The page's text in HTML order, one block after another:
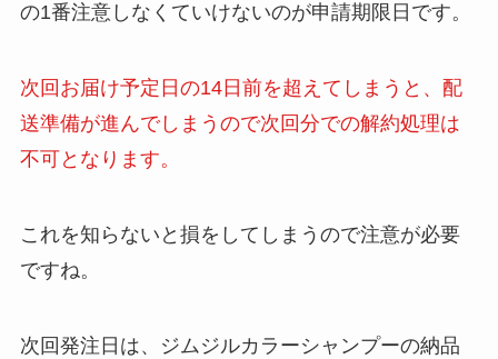
の1番注意しなくていけないのが申請期限日です。
次回お届け予定日の14日前を超えてしまうと、配
送準備が進んでしまうので次回分での解約処理は
不可となります。
これを知らないと損をしてしまうので注意が必要
ですね。
次回発注日は、ジムジルカラーシャンプーの納品